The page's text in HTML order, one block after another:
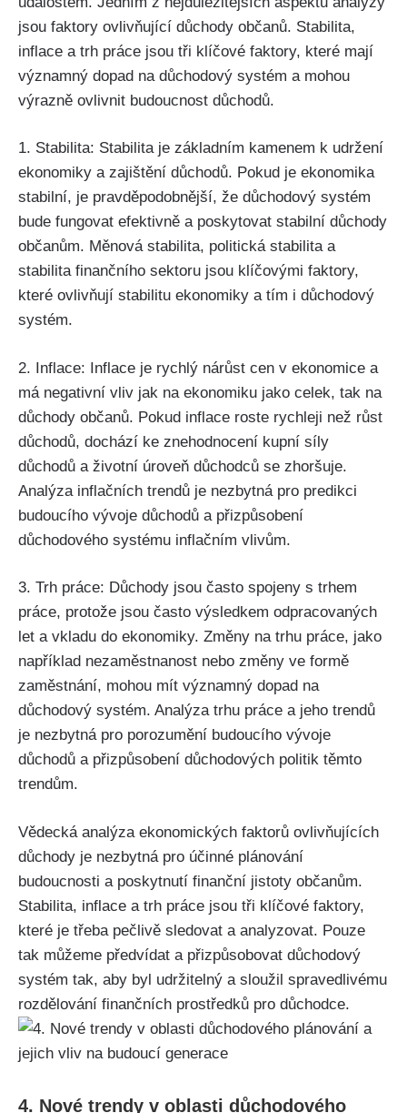
jsou faktory ovlivňující důchody občanů. Stabilita,
inflace a trh práce jsou tři klíčové faktory, které mají
významný dopad na důchodový systém a mohou
výrazně ovlivnit budoucnost důchodů.
1. Stabilita: Stabilita je základním kamenem k udržení
ekonomiky a zajištění důchodů. Pokud je ekonomika
stabilní, je pravděpodobnější, že důchodový systém
bude fungovat efektivně a poskytovat stabilní důchody
občanům. Měnová stabilita, politická stabilita a
stabilita finančního sektoru jsou klíčovými faktory,
které ovlivňují stabilitu ekonomiky a tím i důchodový
systém.
2. Inflace: Inflace je rychlý nárůst cen v ekonomice a
má negativní vliv jak na ekonomiku jako celek, tak na
důchody občanů. Pokud inflace roste rychleji než růst
důchodů, dochází ke znehodnocení kupní síly
důchodů a životní úroveň důchodců se zhoršuje.
Analýza inflačních trendů je nezbytná pro predikci
budoucího vývoje důchodů a přizpůsobení
důchodového systému inflačním vlivům.
3. Trh práce: Důchody jsou často spojeny s trhem
práce, protože jsou často výsledkem odpracovaných
let a vkladu do ekonomiky. Změny na trhu práce, jako
například nezaměstnanost nebo změny ve formě
zaměstnání, mohou mít významný dopad na
důchodový systém. Analýza trhu práce a jeho trendů
je nezbytná pro porozumění budoucího vývoje
důchodů a přizpůsobení důchodových politik těmto
trendům.
Vědecká analýza ekonomických faktorů ovlivňujících
důchody je nezbytná pro účinné plánování
budoucnosti a poskytnutí finanční jistoty občanům.
Stabilita, inflace a trh práce jsou tři klíčové faktory,
které je třeba pečlivě sledovat a analyzovat. Pouze
tak můžeme předvídat a přizpůsobovat důchodový
systém tak, aby byl udržitelný a sloužil spravedlivému
rozdělování finančních prostředků pro důchodce.
4. Nové trendy v oblasti důchodového